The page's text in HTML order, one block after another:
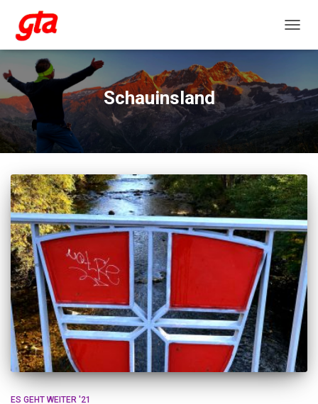
Schauinsland
ES GEHT WEITER '21